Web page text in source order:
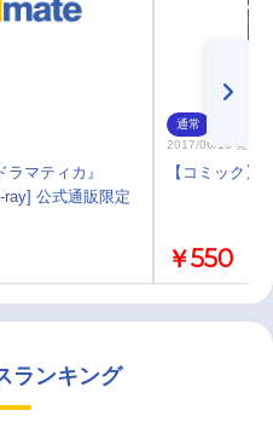
ラマティカ』
公式通販限定
通常
2017/06/16 発売
【コミック】
￥550
ランキング